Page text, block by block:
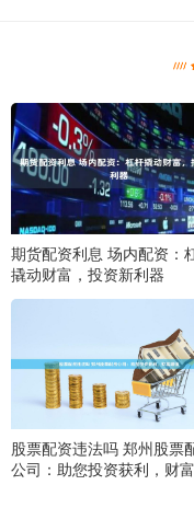
期货配资利息 场内配资：
撬动财富，投资新利器
股票配资违法吗 郑州股票
公司：助您投资获利，财